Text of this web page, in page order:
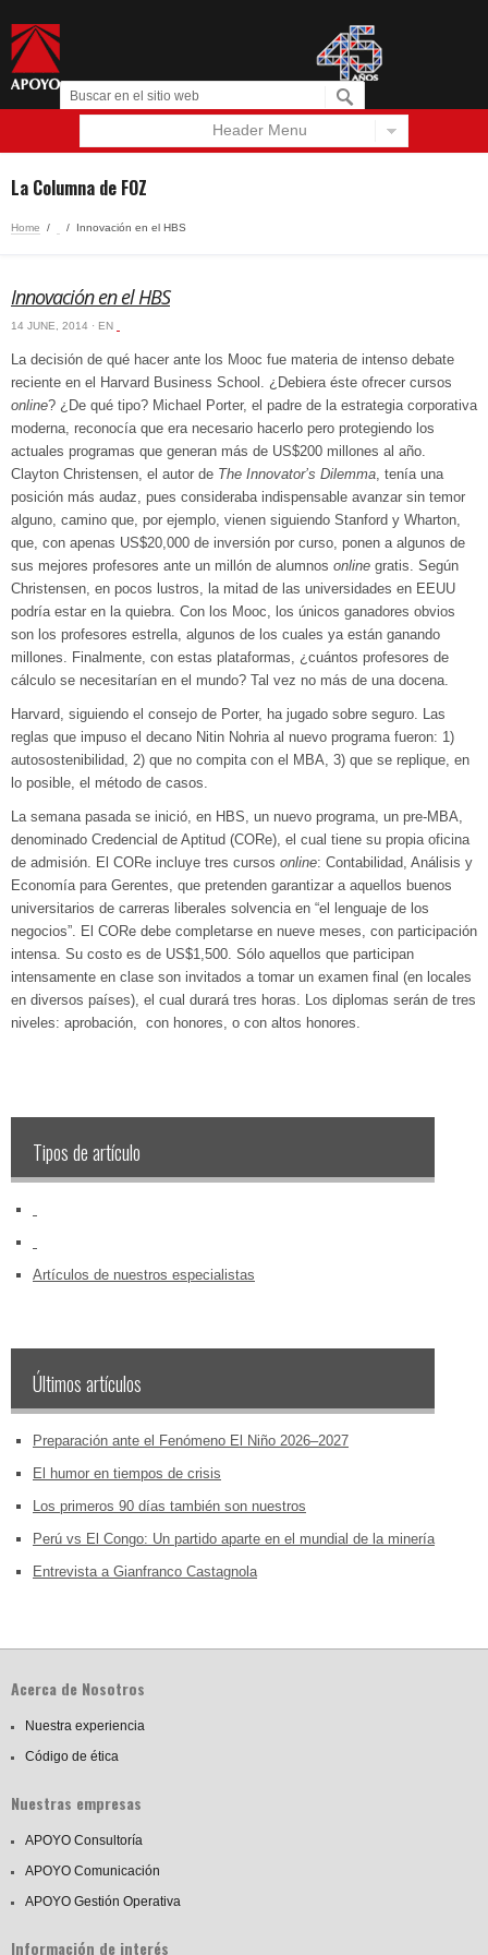
Header Menu
La Columna de FOZ
Home / / Innovación en el HBS
Innovación en el HBS
14 JUNE, 2014 · EN
La decisión de qué hacer ante los Mooc fue materia de intenso debate
reciente en el Harvard Business School. ¿Debiera éste ofrecer cursos
online? ¿De qué tipo? Michael Porter, el padre de la estrategia corporativa
moderna, reconocía que era necesario hacerlo pero protegiendo los
actuales programas que generan más de US$200 millones al año.
Clayton Christensen, el autor de The Innovator’s Dilemma, tenía una
posición más audaz, pues consideraba indispensable avanzar sin temor
alguno, camino que, por ejemplo, vienen siguiendo Stanford y Wharton,
que, con apenas US$20,000 de inversión por curso, ponen a algunos de
sus mejores profesores ante un millón de alumnos online gratis. Según
Christensen, en pocos lustros, la mitad de las universidades en EEUU
podría estar en la quiebra. Con los Mooc, los únicos ganadores obvios
son los profesores estrella, algunos de los cuales ya están ganando
millones. Finalmente, con estas plataformas, ¿cuántos profesores de
cálculo se necesitarían en el mundo? Tal vez no más de una docena.
Harvard, siguiendo el consejo de Porter, ha jugado sobre seguro. Las
reglas que impuso el decano Nitin Nohria al nuevo programa fueron: 1)
autosostenibilidad, 2) que no compita con el MBA, 3) que se replique, en
lo posible, el método de casos.
La semana pasada se inició, en HBS, un nuevo programa, un pre-MBA,
denominado Credencial de Aptitud (CORe), el cual tiene su propia oficina
de admisión. El CORe incluye tres cursos online: Contabilidad, Análisis y
Economía para Gerentes, que pretenden garantizar a aquellos buenos
universitarios de carreras liberales solvencia en “el lenguaje de los
negocios”. El CORe debe completarse en nueve meses, con participación
intensa. Su costo es de US$1,500. Sólo aquellos que participan
intensamente en clase son invitados a tomar un examen final (en locales
en diversos países), el cual durará tres horas. Los diplomas serán de tres
niveles: aprobación, con honores, o con altos honores.
Tipos de artículo
Artículos de nuestros especialistas
Últimos artículos
Preparación ante el Fenómeno El Niño 2026–2027
El humor en tiempos de crisis
Los primeros 90 días también son nuestros
Perú vs El Congo: Un partido aparte en el mundial de la minería
Entrevista a Gianfranco Castagnola
Acerca de Nosotros
Nuestra experiencia
Código de ética
Nuestras empresas
APOYO Consultoría
APOYO Comunicación
APOYO Gestión Operativa
Información de interés